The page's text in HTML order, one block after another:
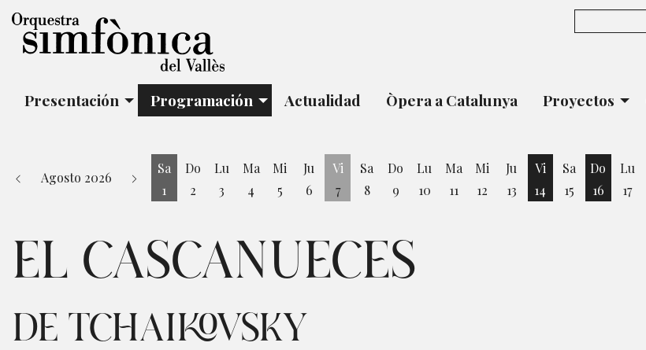
Presentación Programación Actualidad Òpera a Catalunya Proyectos
Agosto 2026
Sa
1
Do
2
Lu
3
Ma
4
Mi
5
Ju
6
Vi
7
Sa
8
Do
9
Lu
10
Ma
11
Mi
12
Ju
13
Vi
14
Sa
15
Do
16
Lu
17
EL CASCANUECES
DE TCHAIKOVSKY